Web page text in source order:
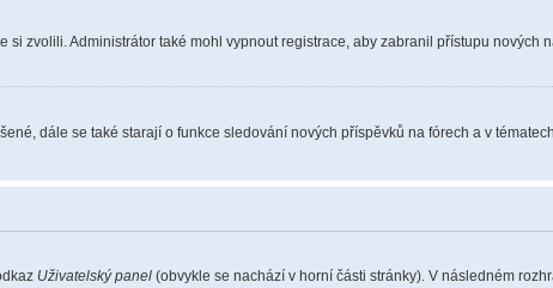
zvolili. Administrátor také mohl vypnout registrace, aby zabranil přístupu nových
dále se také starají o funkce sledování nových příspěvků na fórech a v
Uživatelský panel (obvykle se nachází v horní části stránky). V následném